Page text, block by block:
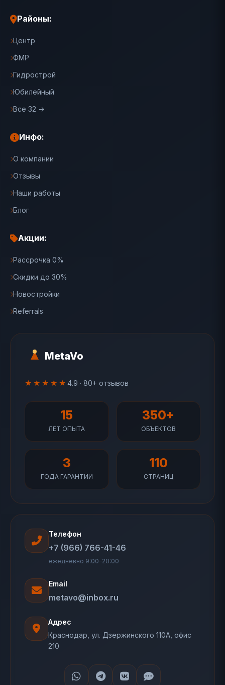
MetaVo
★★★★★ 4.9 · 80+ отзывов
15
ЛЕТ ОПЫТА
350+
ОБЪЕКТОВ
3
ГОДА ГАРАНТИИ
110
СТРАНИЦ
Районы:
Центр
ФМР
Гидрострой
Юбилейный
Все 32 →
Инфо:
О компании
Отзывы
Наши работы
Блог
Акции:
Рассрочка 0%
Скидки до 30%
Новостройки
Referrals
Телефон
+7 (966) 766-41-46
ежедневно 9:00–20:00
Email
metavo@inbox.ru
Адрес
Краснодар, ул. Дзержинского 110А, офис
210